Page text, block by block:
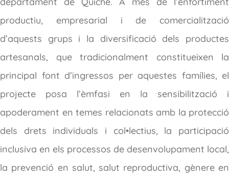
productiu, empresarial i de comercialització
d’aquests grups i la diversificació dels productes
artesanals, que tradicionalment constitueixen la
principal font d’ingressos per aquestes famílies, el
projecte posa l’èmfasi en la sensibilització i
apoderament en temes relacionats amb la protecció
dels drets individuals i col•lectius, la participació
inclusiva en els processos de desenvolupament local,
la prevenció en salut, salut reproductiva, gènere en